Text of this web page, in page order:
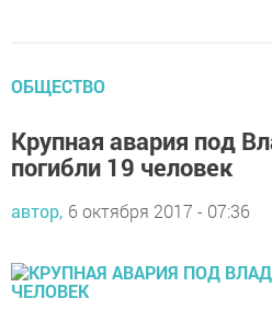
ОБЩЕСТВО
Крупная авария под
погибли 19 человек
автор, 6 октября 2017 - 07:36